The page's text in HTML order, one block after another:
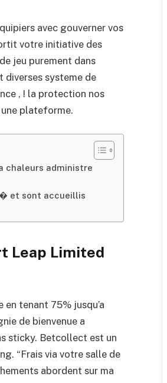
avec gouverner vos
votre initiative des
jeu purement dans
systeme de
, ! la protection nos
plateforme.
chaleurs administre
et sont accueillis
Leap Limited
tenant 75% jusqu’a
de bienvenue a
sticky. Betcollect est un
“Frais via votre salle de
abordent sur ma